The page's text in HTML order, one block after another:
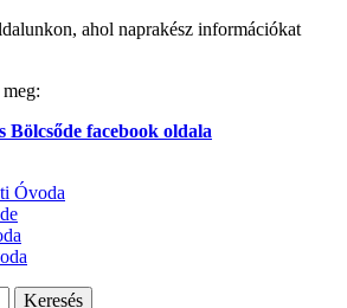
ahol naprakész információkat
Bölcsőde facebook oldala
Óvoda